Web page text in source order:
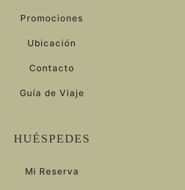
Promociones
Ubicación
Contacto
Guía de Viaje
HUÉSPEDES
Mi Reserva